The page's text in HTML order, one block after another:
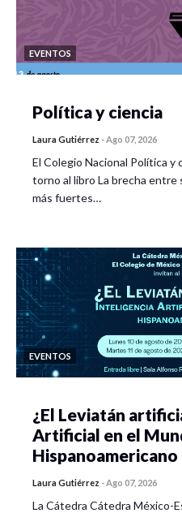
EVENTOS
Política y ciencia
Laura Gutiérrez -Ago 07, 2026
El Colegio Nacional Política y
torno al libro La brecha entre
más fuertes…
EVENTOS
¿El Leviatán
Artificial en el
Hispanoamericano
Laura Gutiérrez -Ago 07, 2026
La Cátedra Cátedra México-